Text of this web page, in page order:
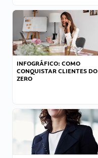
INFOGRÁFICO: COMO
CONQUISTAR CLIENTES DO
ZERO